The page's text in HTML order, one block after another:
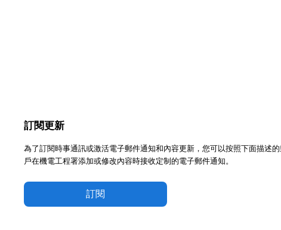
訂閱更新
為了訂閱時事通訊或激活電子郵件通知和內容更新，您可以按照下面描述
戶在機電工程署添加或修改內容時接收定制的電子郵件通知。
訂閱